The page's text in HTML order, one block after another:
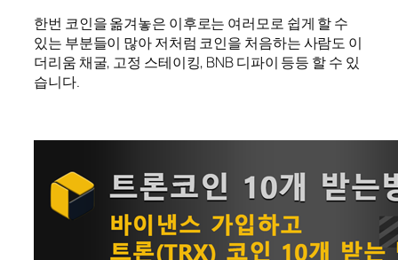
한번 코인을 옮겨놓은 이후로는 여러모로 쉽게 할 수
있는 부분들이 많아 저처럼 코인을 처음하는 사람도 이
더리움 채굴, 고정 스테이킹, BNB 디파이 등등 할 수 있
습니다.